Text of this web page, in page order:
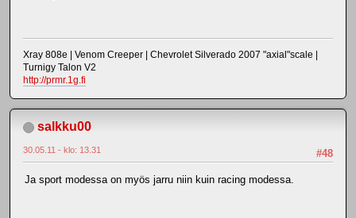
Xray 808e | Venom Creeper | Chevrolet Silverado 2007 "axial"scale |
Turnigy Talon V2
http://prmr.1g.fi
salkku00
#48
30.05.11 - klo: 13.31
Ja sport modessa on myös jarru niin kuin racing modessa.